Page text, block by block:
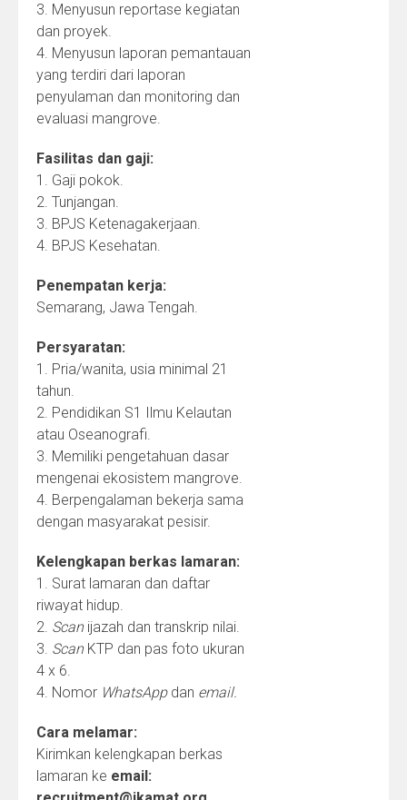
3. Menyusun reportase kegiatan
dan proyek.
4. Menyusun laporan pemantauan
yang terdiri dari laporan
penyulaman dan monitoring dan
evaluasi mangrove.
Fasilitas dan gaji:
1. Gaji pokok.
2. Tunjangan.
3. BPJS Ketenagakerjaan.
4. ⁠BPJS Kesehatan.
Penempatan kerja:
Semarang, Jawa Tengah.
Persyaratan:
1. Pria/wanita, usia minimal 21
tahun.
2. Pendidikan S1 Ilmu Kelautan
atau Oseanografi.
3. Memiliki pengetahuan dasar
mengenai ekosistem mangrove.
4. Berpengalaman bekerja sama
dengan masyarakat pesisir.
Kelengkapan berkas lamaran:
1. Surat lamaran dan daftar
riwayat hidup.
2. Scanijazah dan transkrip nilai.
3. ScanKTP dan pas foto ukuran
4 x 6.
4. Nomor WhatsAppdan email.
Cara melamar:
Kirimkan kelengkapan berkas
lamaran ke email: